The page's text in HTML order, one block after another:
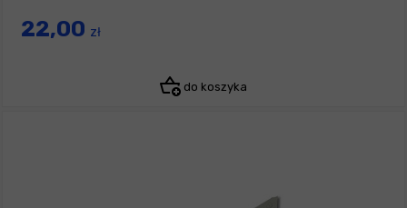
22,00 zł
do koszyka